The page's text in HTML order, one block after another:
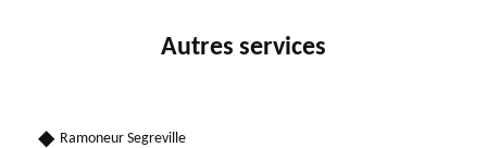
Autres services
Ramoneur Segreville